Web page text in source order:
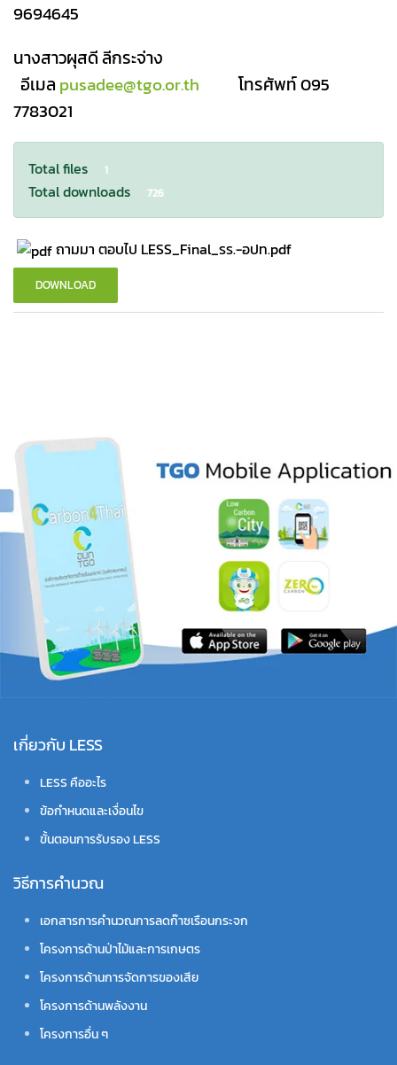
9694645
นางสาวผุสดี ลีกระจ่าง
อีเมล pusadee@tgo.or.th โทรศัพท์095
7783021
Total files 1
Total downloads 726
ถามมา ตอบไป LESS_Final_รร.-อปท.pdf
DOWNLOAD
เกี่ยวกับ LESS
LESS คืออะไร
ข้อกำหนดและเงื่อนไข
ขั้นตอนการรับรอง LESS
วิธีการคำนวณ
เอกสารการคำนวณการลดก๊าซเรือนกระจก
โครงการด้านป่าไม้และการเกษตร
โครงการด้านการจัดการของเสีย
โครงการด้านพลังงาน
โครงการอื่น ๆ